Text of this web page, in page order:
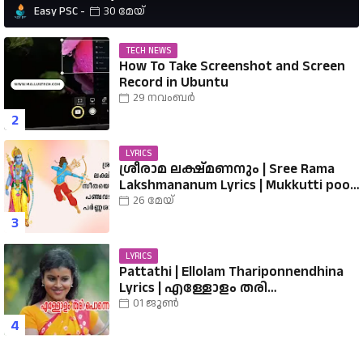
Easy PSC 30 മേയ്
TECH NEWS
How To Take Screenshot and Screen
Record in Ubuntu
29 നവംബർ
LYRICS
ശ്രീരാമ ലക്ഷ്മണനും | Sree Rama
Lakshmananum Lyrics | Mukkutti poo
Album | Sreerama Song Malayalam |
26 മേയ്
LYRICS
Pattathi | Ellolam Thariponnendhina
Lyrics | എള്ളോളം തരി
പൊന്നെന്തിനാ...... വരികൾ
01 ജൂൺ